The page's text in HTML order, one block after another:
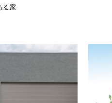
る家